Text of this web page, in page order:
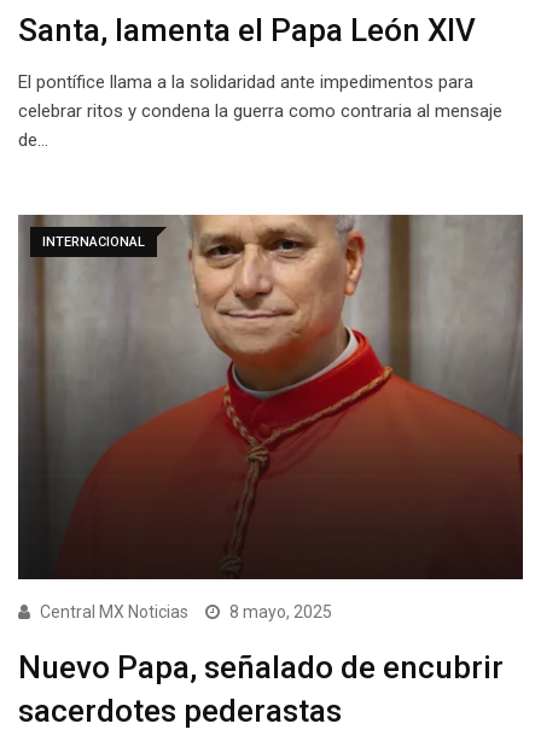
Santa, lamenta el Papa León XIV
El pontífice llama a la solidaridad ante impedimentos para
celebrar ritos y condena la guerra como contraria al mensaje
de…
INTERNACIONAL
Central MX Noticias 8 mayo, 2025
Nuevo Papa, señalado de encubrir
sacerdotes pederastas